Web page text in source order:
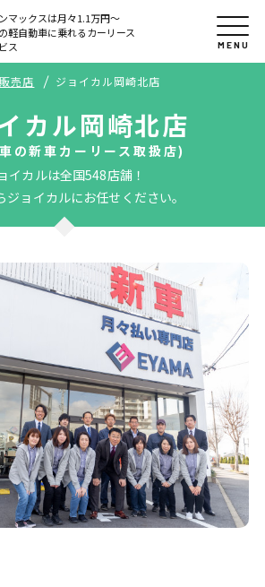
マックスは月々1.1万円〜
軽自動車に乗れるカーリース
ス
MENU
販売店 ジョイカル岡崎北店
カル岡崎北店
の新車カーリース取扱店)
イカルは全国548店舗！
ジョイカルにお任せください。